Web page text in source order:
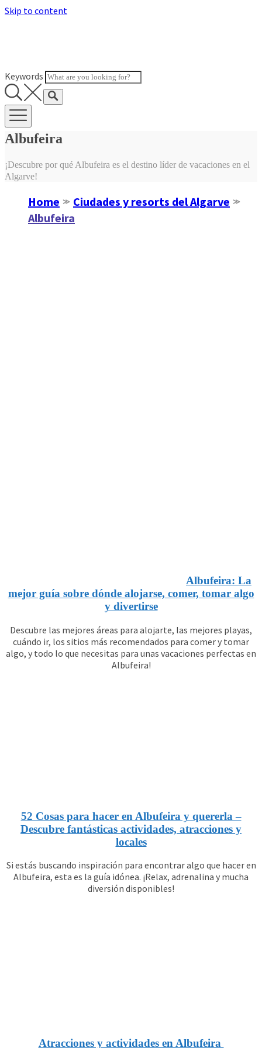
Skip to content
Keywords
Albufeira
¡Descubre por qué Albufeira es el destino líder de vacaciones en el
Algarve!
Home ≫ Ciudades y resorts del Algarve ≫
Albufeira
Albufeira: La
mejor guía sobre dónde alojarse, comer, tomar algo
y divertirse
Descubre las mejores áreas para alojarte, las mejores playas,
cuándo ir, los sitios más recomendados para comer y tomar
algo, y todo lo que necesitas para unas vacaciones perfectas en
Albufeira!
52 Cosas para hacer en Albufeira y quererla –
Descubre fantásticas actividades, atracciones y
locales
Si estás buscando inspiración para encontrar algo que hacer en
Albufeira, esta es la guía idónea. ¡Relax, adrenalina y mucha
diversión disponibles!
Atracciones y actividades en Albufeira